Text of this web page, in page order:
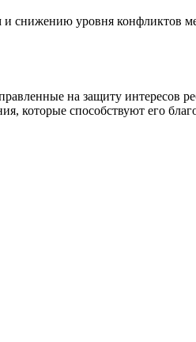
и снижению уровня конфликтов
на защиту интересов
которые способствуют его